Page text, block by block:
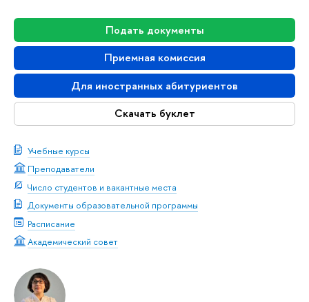
Подать документы
Приемная комиссия
Для иностранных абитуриентов
Скачать буклет
Учебные курсы
Преподаватели
Число студентов и вакантные места
Документы образовательной программы
Расписание
Академический совет